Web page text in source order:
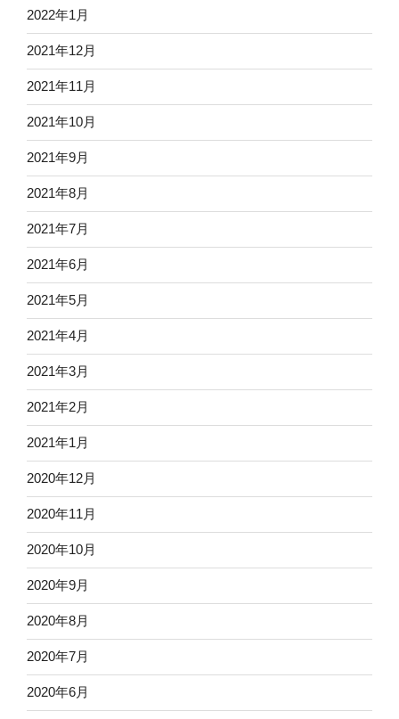
2022年1月
2021年12月
2021年11月
2021年10月
2021年9月
2021年8月
2021年7月
2021年6月
2021年5月
2021年4月
2021年3月
2021年2月
2021年1月
2020年12月
2020年11月
2020年10月
2020年9月
2020年8月
2020年7月
2020年6月